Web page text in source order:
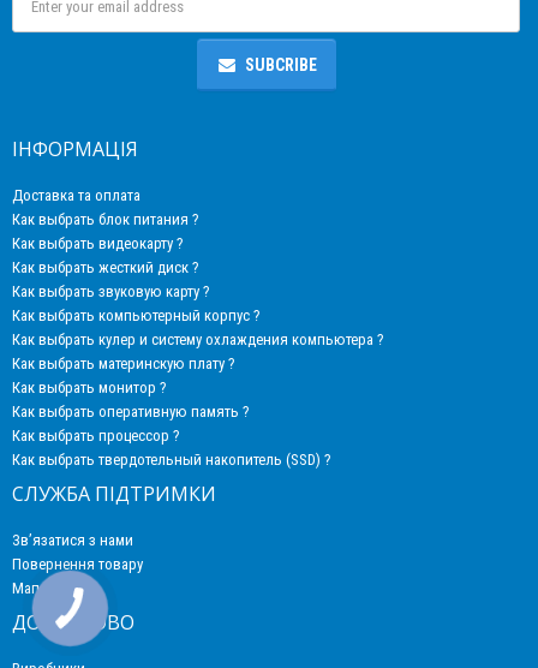
SUBCRIBE
ІНФОРМАЦІЯ
Доставка та оплата
Как выбрать блок питания ?
Как выбрать видеокарту ?
Как выбрать жесткий диск ?
Как выбрать звуковую карту ?
Как выбрать компьютерный корпус ?
Как выбрать кулер и систему охлаждения компьютера ?
Как выбрать материнскую плату ?
Как выбрать монитор ?
Как выбрать оперативную память ?
Как выбрать процессор ?
Как выбрать твердотельный накопитель (SSD) ?
СЛУЖБА ПІДТРИМКИ
Зв’язатися з нами
Повернення товару
Мапа сайту
ДОДАТКОВО